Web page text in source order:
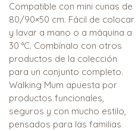
Compatible con mini cunas de
80/90×50 cm. Fácil de colocar
y lavar a mano o a máquina a
30 °C. Combínalo con otros
productos de la colección
para un conjunto completo.
Walking Mum apuesta por
productos funcionales,
seguros y con mucho estilo,
pensados para las familias